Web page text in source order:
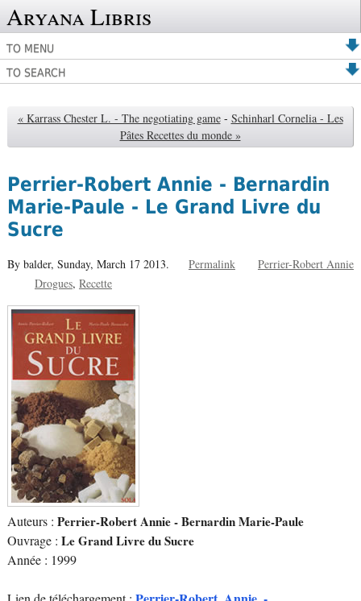
Aryana Libris
TO MENU
TO SEARCH
« Karrass Chester L. - The negotiating game - Schinharl Cornelia - Les
Pâtes Recettes du monde »
Perrier-Robert Annie - Bernardin
Marie-Paule - Le Grand Livre du
Sucre
By balder, Sunday, March 17 2013. Permalink
Perrier-Robert Annie
Drogues Recette
Auteurs : Perrier-Robert Annie - Bernardin Marie-Paule
Ouvrage : Le Grand Livre du Sucre
Année : 1999